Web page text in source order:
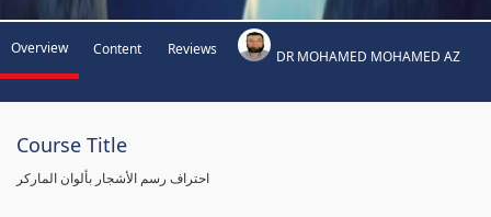
Overview Content Reviews DR MOHAMED MOHAMED AZ
Course Title
احتراف رسم الأشجار بألوان الماركر